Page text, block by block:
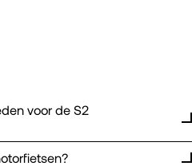
voor de S2